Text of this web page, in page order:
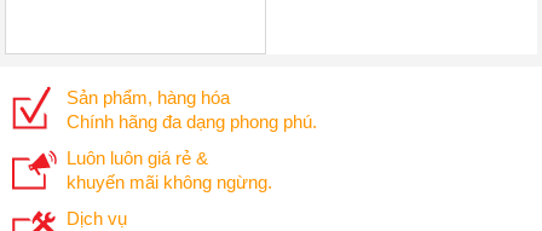
Sản phẩm, hàng hóa
Chính hãng đa dạng phong phú.
Luôn luôn giá rẻ &
khuyến mãi không ngừng.
Dịch vụ